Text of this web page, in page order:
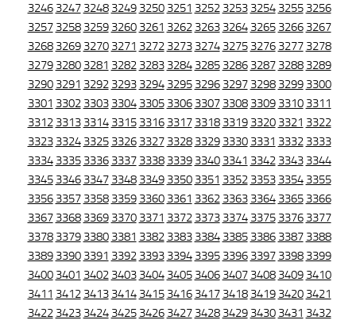
3246 3247 3248 3249 3250 3251 3252 3253 3254 3255 3256
3257 3258 3259 3260 3261 3262 3263 3264 3265 3266 3267
3268 3269 3270 3271 3272 3273 3274 3275 3276 3277 3278
3279 3280 3281 3282 3283 3284 3285 3286 3287 3288 3289
3290 3291 3292 3293 3294 3295 3296 3297 3298 3299 3300
3301 3302 3303 3304 3305 3306 3307 3308 3309 3310 3311
3312 3313 3314 3315 3316 3317 3318 3319 3320 3321 3322
3323 3324 3325 3326 3327 3328 3329 3330 3331 3332 3333
3334 3335 3336 3337 3338 3339 3340 3341 3342 3343 3344
3345 3346 3347 3348 3349 3350 3351 3352 3353 3354 3355
3356 3357 3358 3359 3360 3361 3362 3363 3364 3365 3366
3367 3368 3369 3370 3371 3372 3373 3374 3375 3376 3377
3378 3379 3380 3381 3382 3383 3384 3385 3386 3387 3388
3389 3390 3391 3392 3393 3394 3395 3396 3397 3398 3399
3400 3401 3402 3403 3404 3405 3406 3407 3408 3409 3410
3411 3412 3413 3414 3415 3416 3417 3418 3419 3420 3421
3422 3423 3424 3425 3426 3427 3428 3429 3430 3431 3432